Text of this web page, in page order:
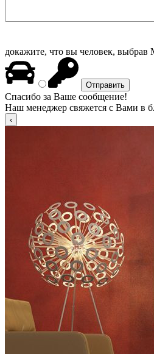
докажите, что вы человек, выбрав
Спасибо за Ваше сообщение!
Наш менеджер свяжется с Вами в